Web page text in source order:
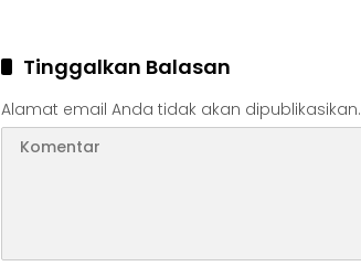
Tinggalkan Balasan
Alamat email Anda tidak akan dipublikasikan.